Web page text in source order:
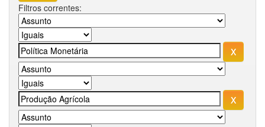
Filtros correntes: